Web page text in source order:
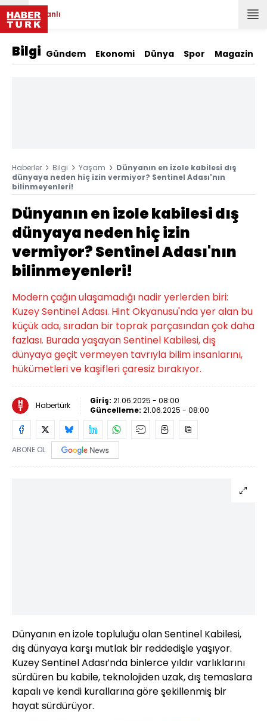
Canlı
Bilgi Gündem Ekonomi Dünya Spor Magazin
Haberler Bilgi Yaşam
Dünyanın en izole kabilesi dış
dünyaya neden hiç izin vermiyor? Sentinel Adası'nın
bilinmeyenleri!
Dünyanın en izole kabilesi dış
dünyaya neden hiç izin
vermiyor? Sentinel Adası'nın
bilinmeyenleri!
Modern çağın ulaşamadığı nadir yerlerden biri:
Kuzey Sentinel Adası. Hint Okyanusu'nda yer alan bu
küçük ada, sıradan bir toprak parçasından çok daha
fazlası. Burada yaşayan Sentinel Kabilesi, dış
dünyaya geçit vermeyen tavrıyla bilim insanlarını,
hükümetleri ve kaşifleri çaresiz bırakıyor.
Habertürk Giriş: 21.06.2025 - 08:00
Güncelleme: 21.06.2025 - 08:00
ABONE OL
Dünyanın en izole topluluğu olan Sentinel Kabilesi,
dış dünyaya karşı mutlak bir reddedişle yaşıyor.
Kuzey Sentinel Adası’nda binlerce yıldır varlıklarını
sürdüren bu kabile, teknolojiden uzak, dış temaslara
kapalı ve kendi kurallarına göre şekillenmiş bir
hayat sürdürüyor.